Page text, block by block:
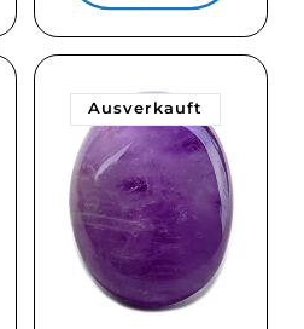
Ausverkauft